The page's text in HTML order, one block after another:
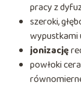
pracy z
szeroki,
wypustkami
jonizację
powłoki